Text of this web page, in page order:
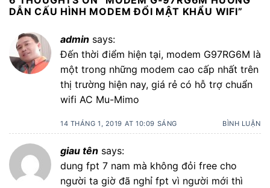
DẪN CẤU HÌNH MODEM ĐỔI MẬT KHẨU WIFI”
admin says:
Đến thời điểm hiện tại, modem G97RG6M là
một trong những modem cao cấp nhất trên
thị trường hiện nay, giá rẻ có hỗ trợ chuẩn
wifi AC Mu-Mimo
14 THÁNG 1, 2019 AT 10:09 SÁNG BÌNH LUẬN
giau tên says:
dung fpt 7 nam mà không đỏi free cho
người ta giờ đã nghỉ fpt vì người mới thì